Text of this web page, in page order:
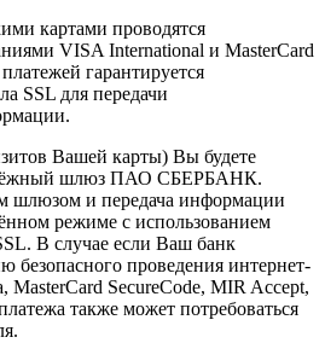
картами проводятся
VISA International и MasterCard
гарантируется
SSL для передачи
Вашей карты) Вы будете
шлюз ПАО СБЕРБАНК.
шлюзом и передача информации
режиме с использованием
В случае если Ваш банк
безопасного проведения интернет-
MasterCard SecureCode, MIR Accept,
также может потребоваться